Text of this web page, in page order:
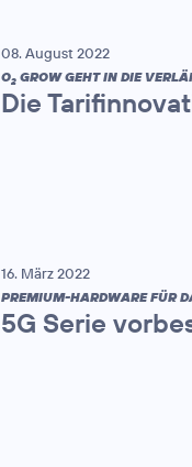
08. August 2022
O2 GROW GEHT IN DIE
Die
16. März 2022
PREMIUM-HARDWARE FÜR
5G Serie